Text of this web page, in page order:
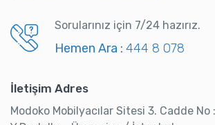
Sorularınız için 7/24 hazırız.
Hemen Ara : 444 8 078
İletişim Adres
Modoko Mobilyacılar Sitesi 3. Cadde No